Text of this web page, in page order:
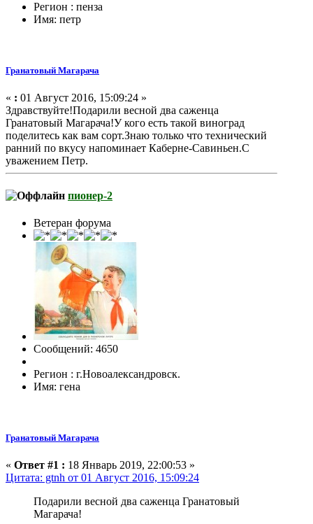
Регион : пенза
Имя: петр
Гранатовый Магарача
« : 01 Август 2016, 15:09:24 »
Здравствуйте!Подарили весной два саженца
Гранатовый Магарача!У кого есть такой виноград
поделитесь как вам сорт.Знаю только что технический
ранний по вкусу напоминает Каберне-Савиньен.С
уважением Петр.
пионер-2
Ветеран форума
Сообщений: 4650
Регион : г.Новоалександровск.
Имя: гена
Гранатовый Магарача
« Ответ #1 : 18 Январь 2019, 22:00:53 »
Цитата: gtnh от 01 Август 2016, 15:09:24
Подарили весной два саженца Гранатовый
Магарача!